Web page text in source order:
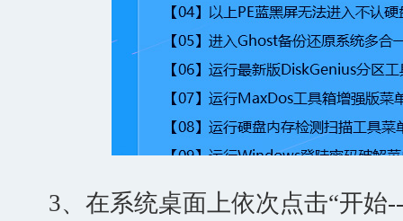
3、在系统桌面上依次点击“开始--